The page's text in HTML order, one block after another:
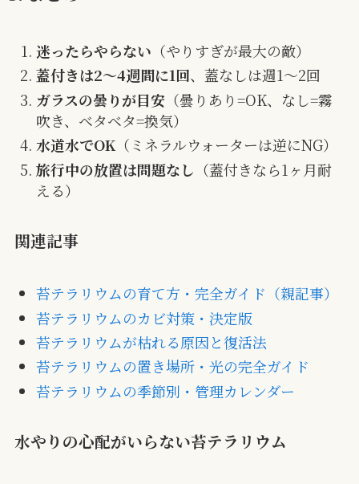
迷ったらやらない （やりすぎが最大の敵）
蓋付きは2〜4週間に1回、蓋なしは週1〜2回
ガラスの曇りが目安（曇りあり=OK、なし=霧
吹き、ベタベタ=換気）
水道水でOK（ミネラルウォーターは逆にNG）
旅行中の放置は問題なし （蓋付きなら1ヶ月耐
える）
関連記事
苔テラリウムの育て方・完全ガイド（親記事）
苔テラリウムのカビ対策・決定版
苔テラリウムが枯れる原因と復活法
苔テラリウムの置き場所・光の完全ガイド
苔テラリウムの季節別・管理カレンダー
水やりの心配がいらない苔テラリウム